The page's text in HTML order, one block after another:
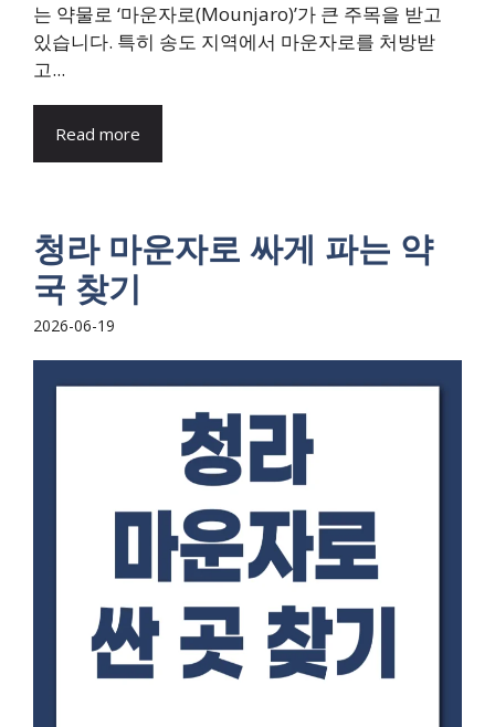
는 약물로 ‘마운자로(Mounjaro)’가 큰 주목을 받고
있습니다. 특히 송도 지역에서 마운자로를 처방받
고...
Read more
청라 마운자로 싸게 파는 약
국 찾기
2026-06-19